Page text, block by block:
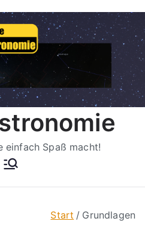
einfach Spaß macht!
Start Grundlagen